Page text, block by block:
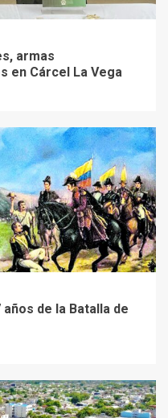
armas
en Cárcel La Vega
de la Batalla de